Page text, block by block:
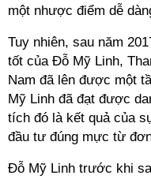
một nhược điểm dễ
Tuy nhiên, sau năm
tốt của Đỗ Mỹ Linh,
Nam đã lên được một
Mỹ Linh đã đạt được
tích đó là kết quả của
đầu tư đúng mực từ
Đỗ Mỹ Linh trước khi